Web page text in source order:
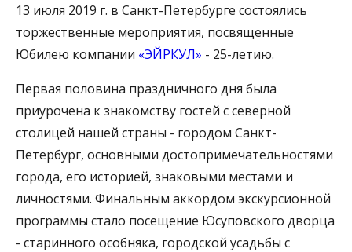
13 июля 2019 г. в Санкт-Петербурге состоялись
торжественные мероприятия, посвященные
Юбилею компании «ЭЙРКУЛ» - 25-летию.
Первая половина праздничного дня была
приурочена к знакомству гостей с северной
столицей нашей страны - городом Санкт-
Петербург, основными достопримечательностями
города, его историей, знаковыми местами и
личностями. Финальным аккордом экскурсионной
программы стало посещение Юсуповского дворца
- старинного особняка, городской усадьбы с